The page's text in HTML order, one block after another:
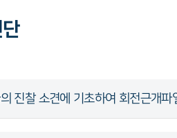
진찰 소견에 기초하여 회전근개